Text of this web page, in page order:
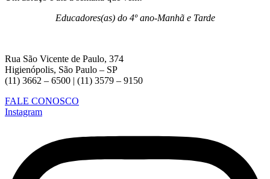
Educadores(as) do 4º ano-Manhã e Tarde
Rua São Vicente de Paulo, 374
Higienópolis, São Paulo – SP
(11) 3662 – 6500 | (11) 3579 – 9150
FALE CONOSCO
Instagram